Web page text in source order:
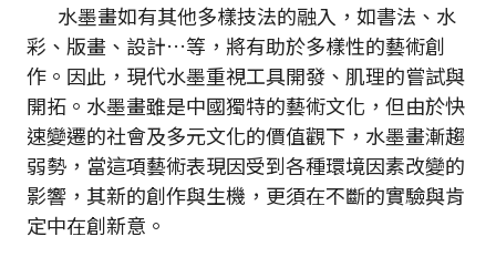
水墨畫如有其他多樣技法的融入，如書法、水
彩、版畫、設計…等，將有助於多樣性的藝術創
作。因此，現代水墨重視工具開發、肌理的嘗試與
開拓。水墨畫雖是中國獨特的藝術文化，但由於快
速變遷的社會及多元文化的價值觀下，水墨畫漸趨
弱勢，當這項藝術表現因受到各種環境因素改變的
影響，其新的創作與生機，更須在不斷的實驗與肯
定中在創新意。